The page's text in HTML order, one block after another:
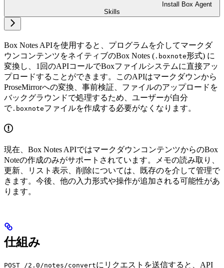
Install Box Agent
Skills
Box Notes APIを使用すると、プログラムを介してマークダ
ウンコンテンツをネイティブのBox Notes ( .boxnote形式) に
変換し、1回のAPIコールでBoxファイルシステムに直接アッ
プロードすることができます。このAPIはマークダウンから
ProseMirrorへの変換、事前検証、ファイルのアップロードを
バックグラウンドで処理するため、ユーザーが自分
で.boxnoteファイルを作成する必要がなくなります。
現在、Box Notes APIではマークダウンコンテンツからのBox
Noteの作成のみがサポートされています。メモの読み取り、
更新、リスト表示、削除については、既存のを介して管理で
きます。今後、他の入力形式や操作が追加される可能性があ
ります。
仕組み
POST /2.0/notes/convertにリクエストを送信すると、API